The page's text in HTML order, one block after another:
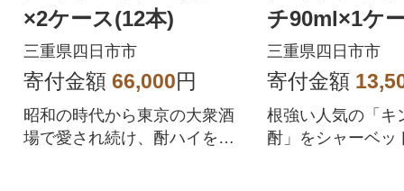
×2ケース(12本)
三重県四日市市
寄付金額 66,000円
昭和の時代から東京の大衆酒
場で愛され続け、酎ハイを上
チ90ml×1ケ
三重県四日市市
寄付金額
根強い人気の「キ
酎」をシャーベッ